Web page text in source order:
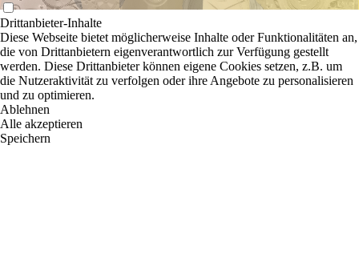
Drittanbieter-Inhalte
Diese Webseite bietet möglicherweise Inhalte oder Funktionalitäten an,
die von Drittanbietern eigenverantwortlich zur Verfügung gestellt
werden. Diese Drittanbieter können eigene Cookies setzen, z.B. um
die Nutzeraktivität zu verfolgen oder ihre Angebote zu personalisieren
und zu optimieren.
Ablehnen
Alle akzeptieren
Speichern